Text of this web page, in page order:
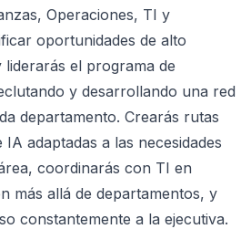
Operaciones, TI y
oportunidades de alto
liderarás el programa de
y desarrollando una red
departamento. Crearás rutas
adaptadas a las necesidades
coordinarás con TI en
más allá de departamentos, y
constantemente a la ejecutiva.